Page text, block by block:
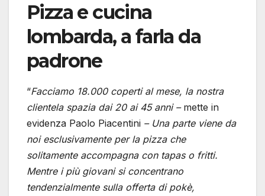
Pizza e cucina
lombarda, a farla da
padrone
“Facciamo 18.000 coperti al mese, la nostra
clientela spazia dai 20 ai 45 anni – mette in
evidenza Paolo Piacentini – Una parte viene da
noi esclusivamente per la pizza che
solitamente accompagna con tapas o fritti.
Mentre i più giovani si concentrano
tendenzialmente sulla offerta di pokè,